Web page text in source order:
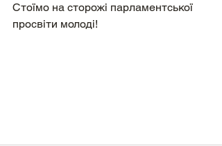
Стоїмо на сторожі парламентської
просвіти молоді!